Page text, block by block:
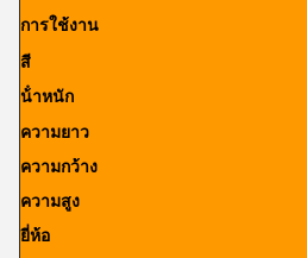
การใช้งาน
สี
น้ําหนัก
ความยาว
ความกว้าง
ความสูง
ยี่ห้อ